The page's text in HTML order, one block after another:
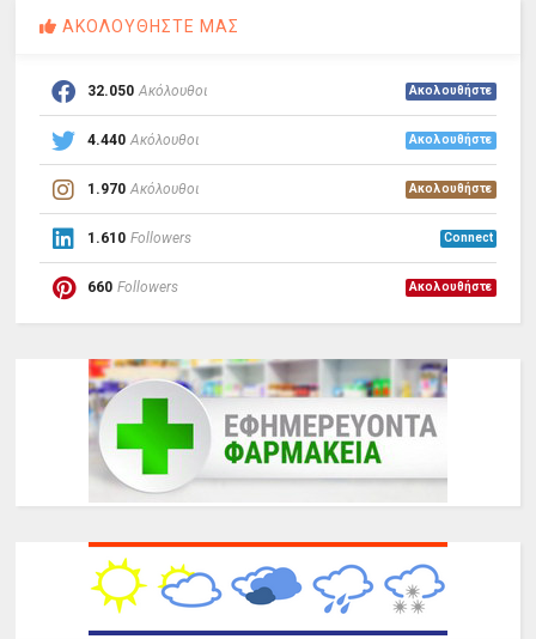
ΑΚΟΛΟΥΘΗΣΤΕ ΜΑΣ
32.050 Ακόλουθοι Ακολουθήστε
4.440 Ακόλουθοι Ακολουθήστε
1.970 Ακόλουθοι Ακολουθήστε
1.610 Followers Connect
660 Followers Ακολουθήστε